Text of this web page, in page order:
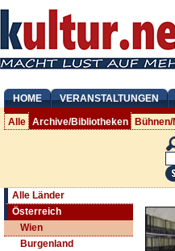
HOME VERANSTALTUNGEN
Alle Archive/Bibliotheken
Alle Länder
Österreich
Wien
Burgenland